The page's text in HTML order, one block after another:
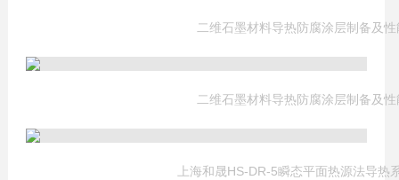
二维石墨材料导热防腐涂层制备及
二维石墨材料导热防腐涂层制备及
上海和晟HS-DR-5瞬态平面热源法导热